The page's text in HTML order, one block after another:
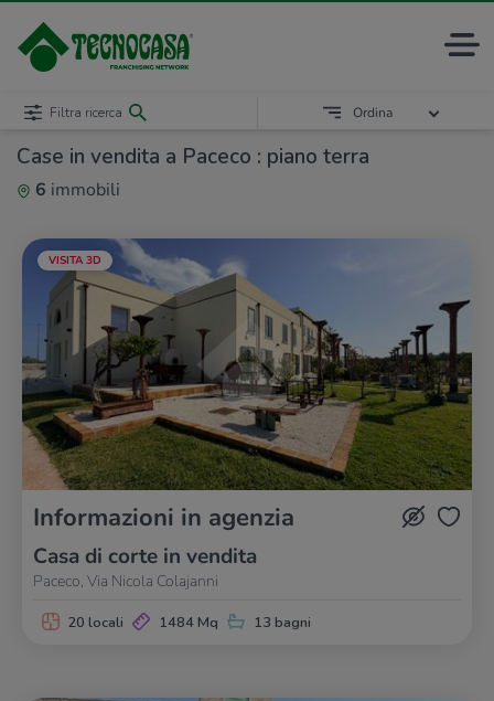
Case in vendita a Paceco : piano terra
6 immobili
Filtra ricerca Ordina
VISITA 3D
Informazioni in agenzia
Casa di corte in vendita
Paceco, Via Nicola Colajanni
20 locali 1484 Mq 13 bagni